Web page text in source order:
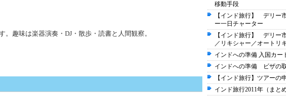
趣味は楽器演奏・DJ・散歩・読書と人間観察。
移動手段
【インド旅行】 デリー
ー一日チャーター
【インド旅行】 デリー
／リキシャー／オートリ
インドへの準備 入国カー
インドへの準備 ビザの
【インド旅行】ツアーの
インド旅行2011年（まとめ